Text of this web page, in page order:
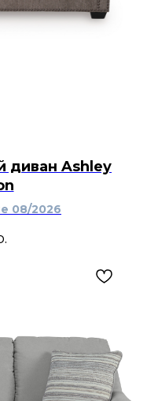
диван Ashley
08/2026